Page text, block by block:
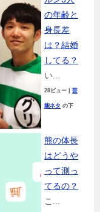
の年齢と
身長差
は？結婚
してる？
い...
28ビュー 芸
能ネタ の下
熊の体長
はどうや
って測っ
てるの？
こ...